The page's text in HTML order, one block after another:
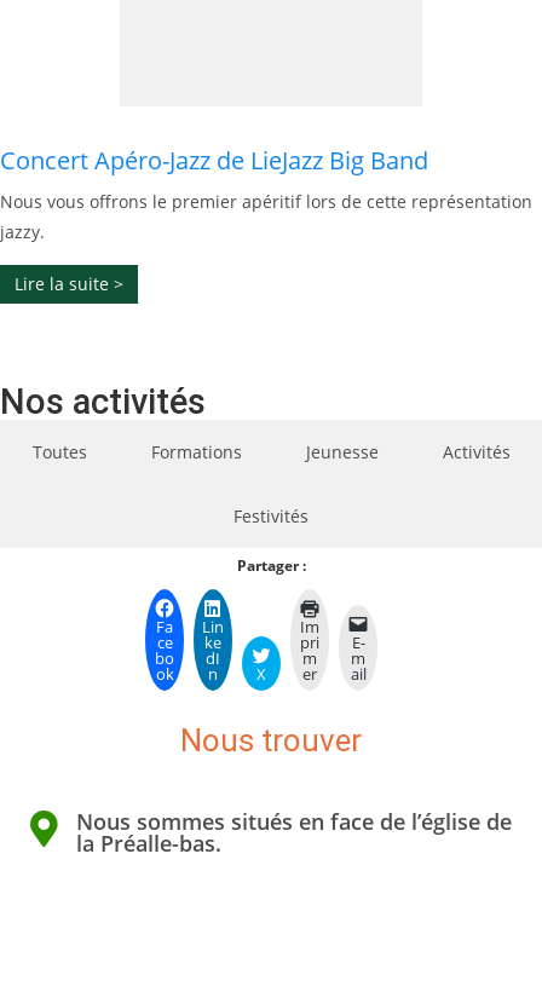
Concert Apéro-Jazz de LieJazz Big Band
Nous vous offrons le premier apéritif lors de cette représentation
jazzy.
Lire la suite >
Nos activités
Toutes Formations Jeunesse Activités
Festivités
Partager :
Fa
ce
bo
ok
Lin
ke
dI
n X
Im
pri
m
er
E-
m
ail
Nous trouver
Nous sommes situés en face de l’église de
la Préalle-bas.